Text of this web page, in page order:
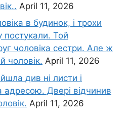
April 11, 2026
в будинок, і трохи
постукали. Той
чоловіка сестри. Але ж
чоловік. April 11, 2026
див ні листи і
адресою. Двері відчинив
April 11, 2026